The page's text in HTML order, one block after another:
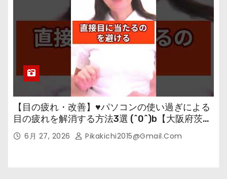
【目の疲れ・改善】♥パソコンの使い過ぎによる
目の疲れを解消する方法3選 (^0^)b【大阪府茨木
市の女性・美容鍼灸・整体師が教えます。】
6月 27, 2026 Pikakichi2015@gmail.com